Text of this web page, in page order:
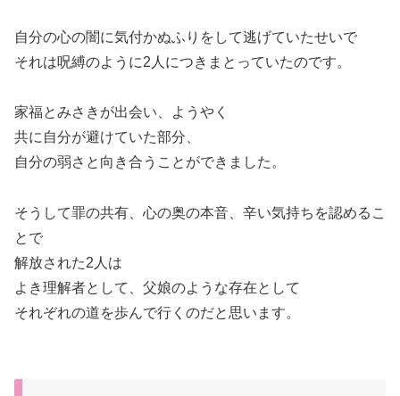
自分の心の闇に気付かぬふりをして逃げていたせいで
それは呪縛のように2人につきまとっていたのです。
家福とみさきが出会い、ようやく
共に自分が避けていた部分、
自分の弱さと向き合うことができました。
そうして罪の共有、心の奥の本音、辛い気持ちを認めるこ
とで
解放された2人は
よき理解者として、父娘のような存在として
それぞれの道を歩んで行くのだと思います。